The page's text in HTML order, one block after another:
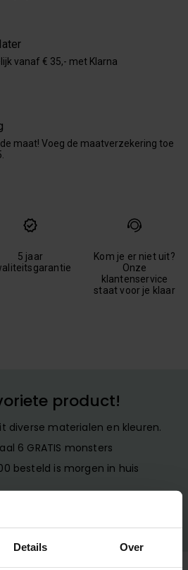
Details Over
vanaf € 35,- met Klarna
maat! Voeg de maatverzekering toe
5 jaar
Kom je er niet uit?
Onze
klantenservice
staat voor je klaar
product!
diverse materialen en kleuren.
6 GRATIS monsters
besteld is morgen in huis